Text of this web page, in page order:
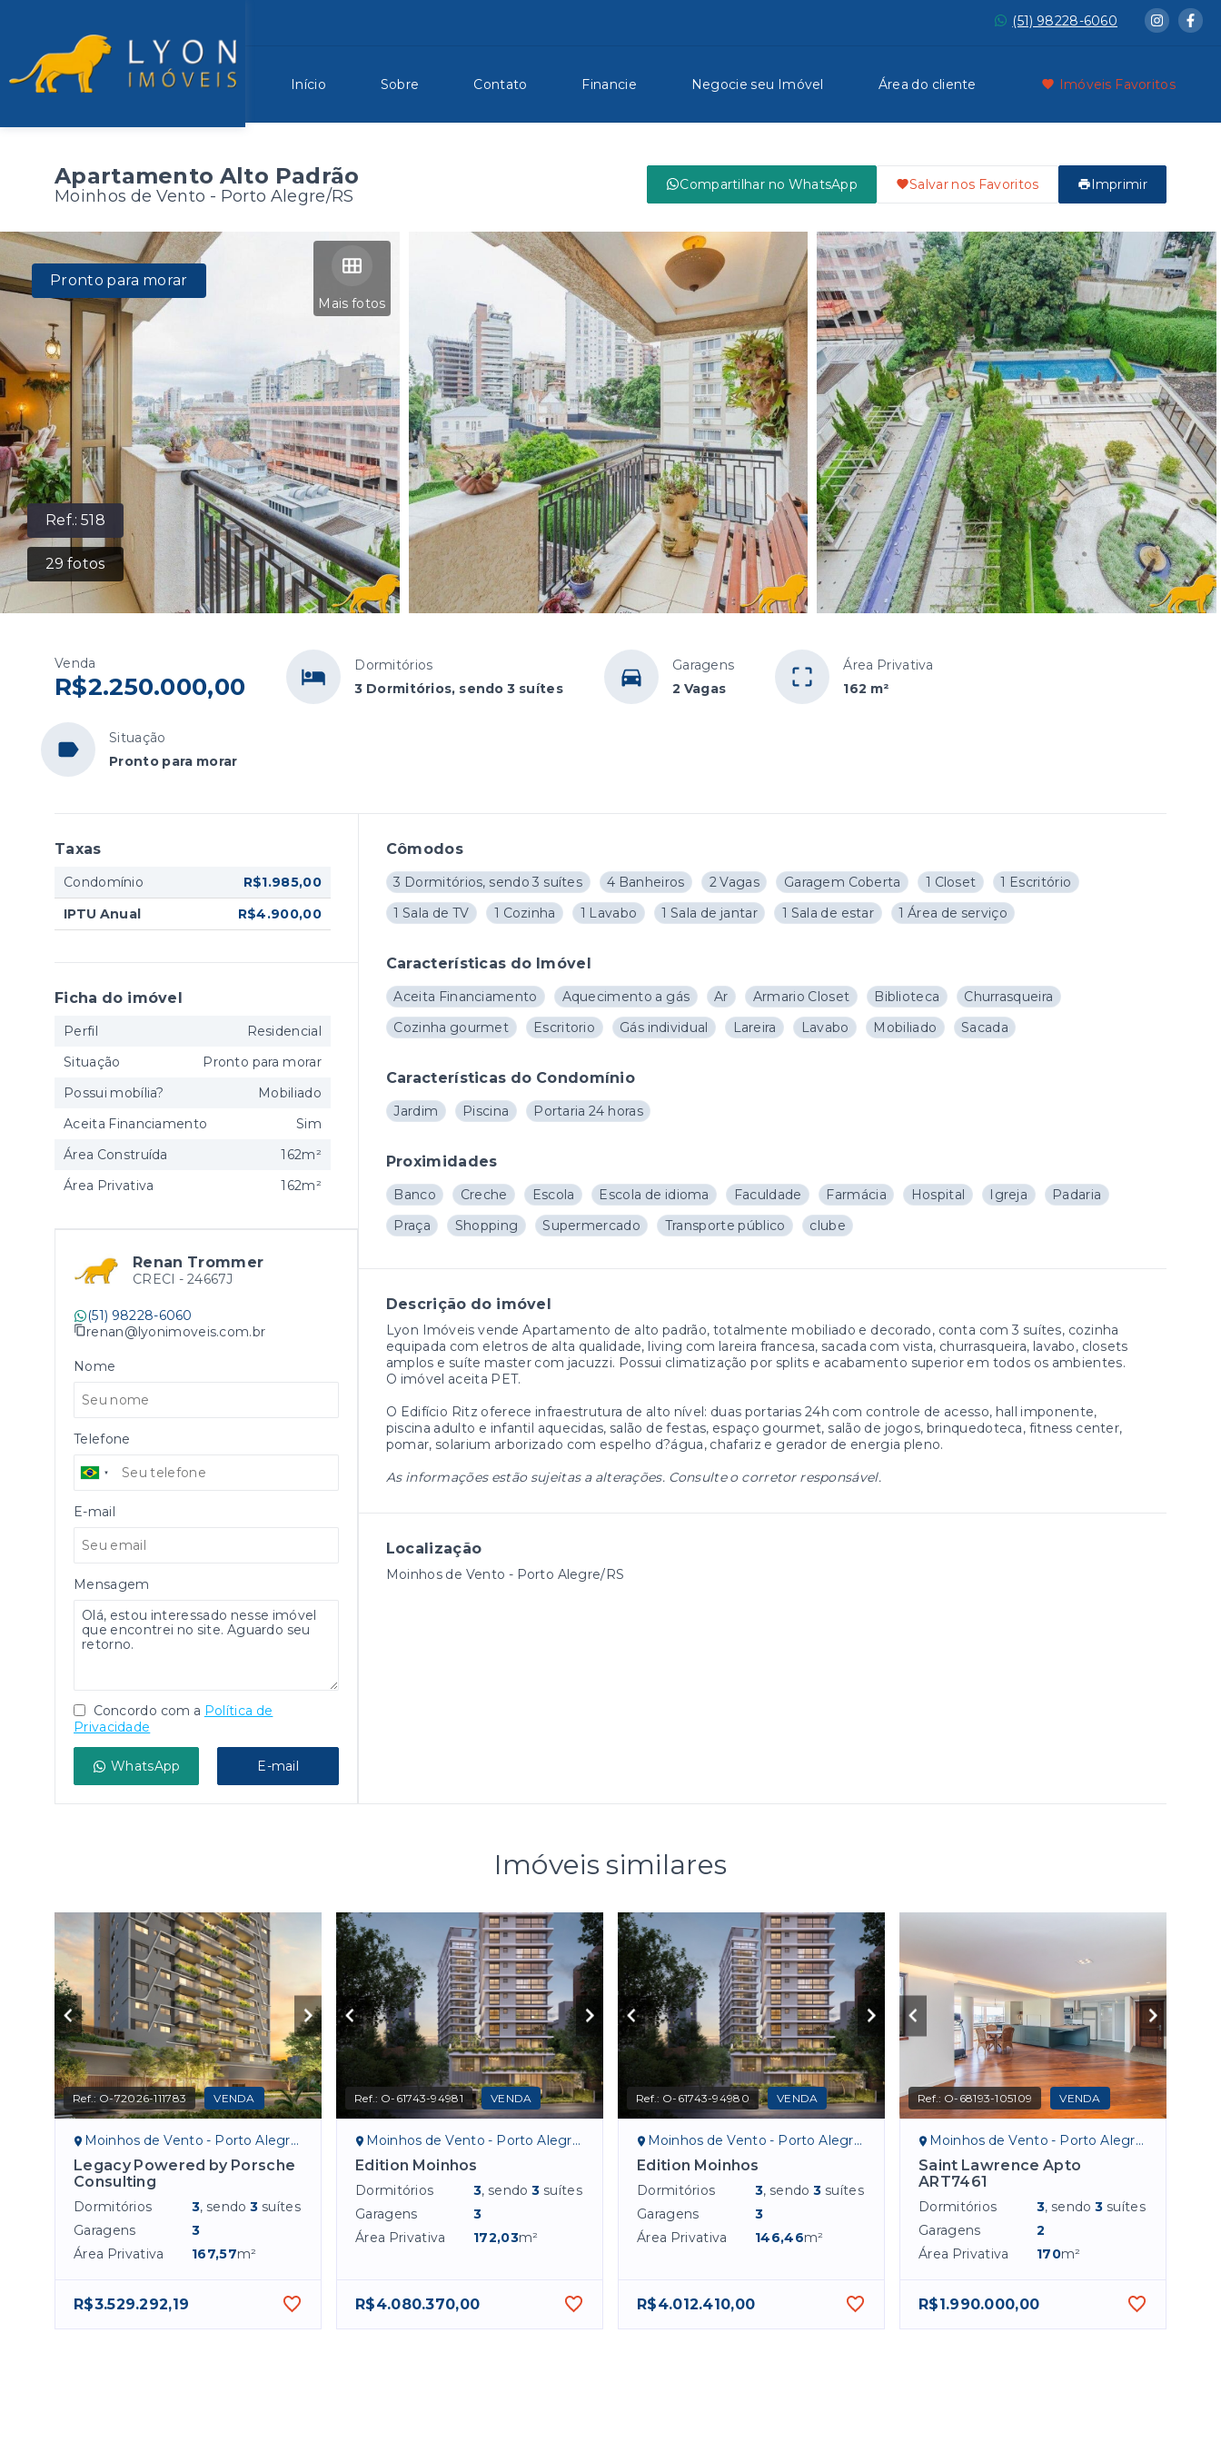
(51) 98228-6060
Início Sobre Contato Financie Negocie seu Imóvel Área do cliente Imóveis Favoritos
Apartamento Alto Padrão
Moinhos de Vento - Porto Alegre/RS
Compartilhar no WhatsApp Salvar nos Favoritos Imprimir
Ref.:518
29 fotos
Mais fotos
Pronto para morar
Venda
R$2.250.000,00
Dormitórios
3 Dormitórios, sendo 3 suítes
Garagens
2 Vagas
Área Privativa
162 m²
Situação
Pronto para morar
Cômodos
3 Dormitórios, sendo 3 suítes 4 Banheiros 2 Vagas Garagem Coberta 1 Closet
1 Escritório
1 Sala de TV
1 Cozinha 1 Lavabo 1 Sala de jantar 1 Sala de estar 1 Área de serviço
Características do Imóvel
Aceita Financiamento Aquecimento a gás Ar Armario Closet Biblioteca
Churrasqueira
Cozinha gourmet
Escritorio Gás individual Lareira Lavabo Mobiliado Sacada
Características do Condomínio
Jardim Piscina Portaria 24 horas
Proximidades
Banco Creche Escola Escola de idioma Faculdade Farmácia Hospital Igreja
Padaria
Praça
Shopping Supermercado Transporte público clube
Descrição do imóvel
Lyon Imóveis vende Apartamento de alto padrão, totalmente mobiliado e decorado, conta com 3 suítes, cozinha
equipada com eletros de alta qualidade, living com lareira francesa, sacada com vista, churrasqueira, lavabo, closets
amplos e suíte master com jacuzzi. Possui climatização por splits e acabamento superior em todos os ambientes.
O imóvel aceita PET.
O Edifício Ritz oferece infraestrutura de alto nível: duas portarias 24h com controle de acesso, hall imponente,
piscina adulto e infantil aquecidas, salão de festas, espaço gourmet, salão de jogos, brinquedoteca, fitness center,
pomar, solarium arborizado com espelho d?água, chafariz e gerador de energia pleno.
As informações estão sujeitas a alterações. Consulte o corretor responsável.
Localização
Moinhos de Vento - Porto Alegre/RS
Taxas
Condomínio
R$1.985,00
IPTU Anual
R$4.900,00
Ficha do imóvel
Perfil
Residencial
Situação
Pronto para morar
Possui mobília?
Mobiliado
Aceita Financiamento
Sim
Área Construída
162m²
Área Privativa
162m²
Renan Trommer
CRECI - 24667J
(51) 98228-6060
renan@lyonimoveis.com.br
Nome
Telefone
E-mail
Mensagem
Concordo com a Política de
Privacidade
WhatsApp E-mail
Imóveis similares
Ref.: O-72026-111783 VENDA
Moinhos de Vento - Porto Alegre/RS
Legacy Powered by Porsche
Consulting
Dormitórios 3, sendo3 suítes
Garagens
3
Área Privativa
167,57m²
R$3.529.292,19
Ref.: O-61743-94981 VENDA
Moinhos de Vento - Porto Alegre/RS
Edition Moinhos
Dormitórios 3, sendo3 suítes
Garagens
3
Área Privativa
172,03m²
R$4.080.370,00
Ref.: O-61743-94980 VENDA
Moinhos de Vento - Porto Alegre/RS
Edition Moinhos
Dormitórios 3, sendo3 suítes
Garagens
3
Área Privativa
146,46m²
R$4.012.410,00
Ref.: O-68193-105109 VENDA
Moinhos de Vento - Porto Alegre/RS
Saint Lawrence Apto
ART7461
Dormitórios 3, sendo3 suítes
Garagens
2
Área Privativa
170m²
R$1.990.000,00